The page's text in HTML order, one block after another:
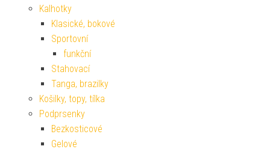
Kalhotky
Klasické, bokové
Sportovní
funkční
Stahovací
Tanga, brazilky
Košilky, topy, tílka
Podprsenky
Bezkosticové
Gelové